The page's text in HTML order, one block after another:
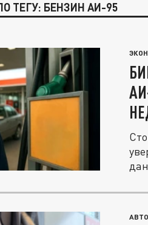
ТЕГУ: БЕНЗИН АИ-95
АВТО